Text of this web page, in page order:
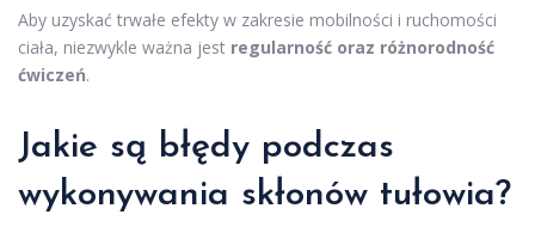
Aby uzyskać trwałe efekty w zakresie mobilności i ruchomości
ciała, niezwykle ważna jest regularność oraz różnorodność
ćwiczeń.
Jakie są błędy podczas
wykonywania skłonów tułowia?